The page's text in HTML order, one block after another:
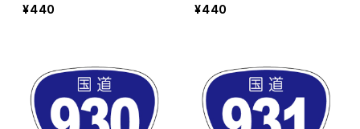
¥440
¥440